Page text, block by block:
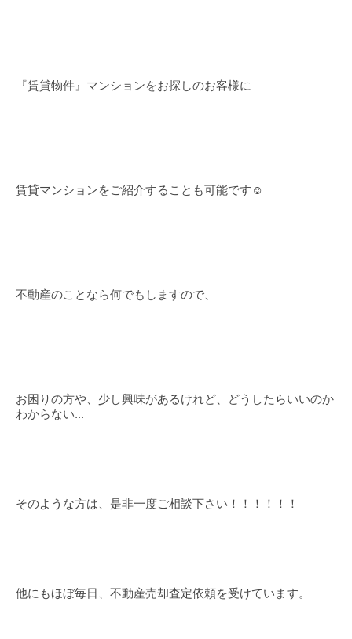
『賃貸物件』マンションをお探しのお客様に
賃貸マンションをご紹介することも可能です☺
不動産のことなら何でもしますので、
お困りの方や、少し興味があるけれど、どうしたらいいのか
わからない...
そのような方は、是非一度ご相談下さい！！！！！！
他にもほぼ毎日、不動産売却査定依頼を受けています。